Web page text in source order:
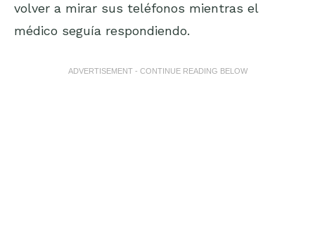
volver a mirar sus teléfonos mientras el
médico seguía respondiendo.
ADVERTISEMENT - CONTINUE READING BELOW